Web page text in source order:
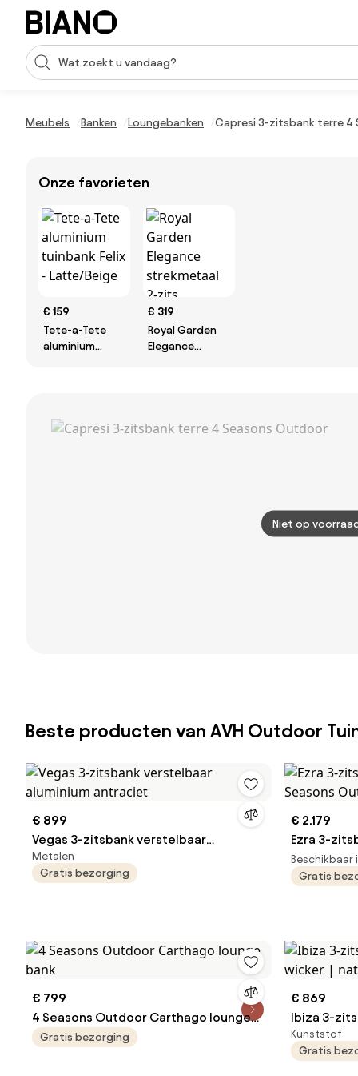
Navigatie overslaan, naar inhoud springen
Zoekopdracht invoeren
Meubels Banken Loungebanken Capresi 3-zitsbank terre 4
Onze favorieten
€ 159
Tete-a-Tete
aluminium
€ 319
Royal Garden
Elegance
Niet op
Beste producten van AVH Outdoor
€ 899
Vegas 3-zitsbank verstelbaar
aluminium antraciet
Metalen
Gratis bezorging
€ 2.179
Ezra 3-
Seasons
Beschikbaar
Gratis
€ 799
4 Seasons Outdoor Carthago lounge
bank
Gratis bezorging
€ 869
Ibiza 3-
wicker |
Kunststof
Gratis